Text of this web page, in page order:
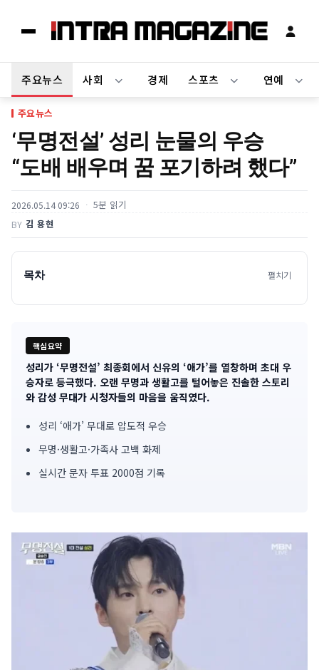
주요뉴스 사회 경제 스포츠 연예
주요뉴스
‘무명전설’ 성리 눈물의 우승
“도배 배우며 꿈 포기하려 했다”
2026.05.14 09:26 5분 읽기
BY 김 용현
목차 펼치기
핵심요약
기
사
핵
심
성리가 ‘무명전설’ 최종회에서 신유의 ‘애가’를 열창하며 초대 우
승자로 등극했다. 오랜 무명과 생활고를 털어놓은 진솔한 스토리
와 감성 무대가 시청자들의 마음을 움직였다.
성리 ‘애가’ 무대로 압도적 우승
무명·생활고·가족사 고백 화제
실시간 문자 투표 2000점 기록